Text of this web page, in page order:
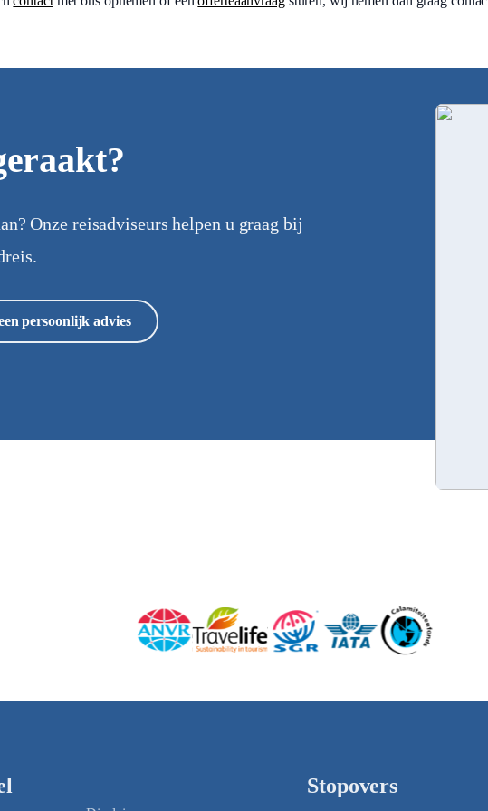
Onze reisadviseurs helpen u graag bij
persoonlijk advies
Stopovers